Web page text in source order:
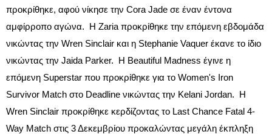
προκρίθηκε, αφού νίκησε την Cora Jade σε έναν έντονα
αμφίρροπο αγώνα. Η Zaria προκρίθηκε την επόμενη εβδομάδα
νικώντας την Wren Sinclair και η Stephanie Vaquer έκανε το ίδιο
νικώντας την Jaida Parker. Η Beautiful Madness έγινε η
επόμενη Superstar που προκρίθηκε για το Women's Iron
Survivor Match στο Deadline νικώντας την Kelani Jordan. Η
Wren Sinclair προκρίθηκε κερδίζοντας το Last Chance Fatal 4-
Way Match στις 3 Δεκεμβρίου προκαλώντας μεγάλη έκπληξη